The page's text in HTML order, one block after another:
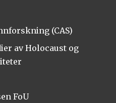
(CAS)
av Holocaust og
FoU